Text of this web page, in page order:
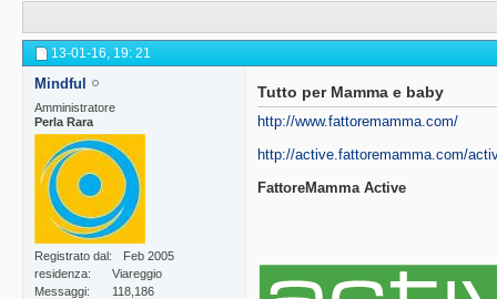
13-01-16, 19: 21
Mindful
Amministratore
Perla Rara
Registrato dal
Feb 2005
residenza
Viareggio
Messaggi
118,186
Tutto per Mamma e baby
http://www.fattoremamma.com/
http://active.fattoremamma.com/
FattoreMamma Active